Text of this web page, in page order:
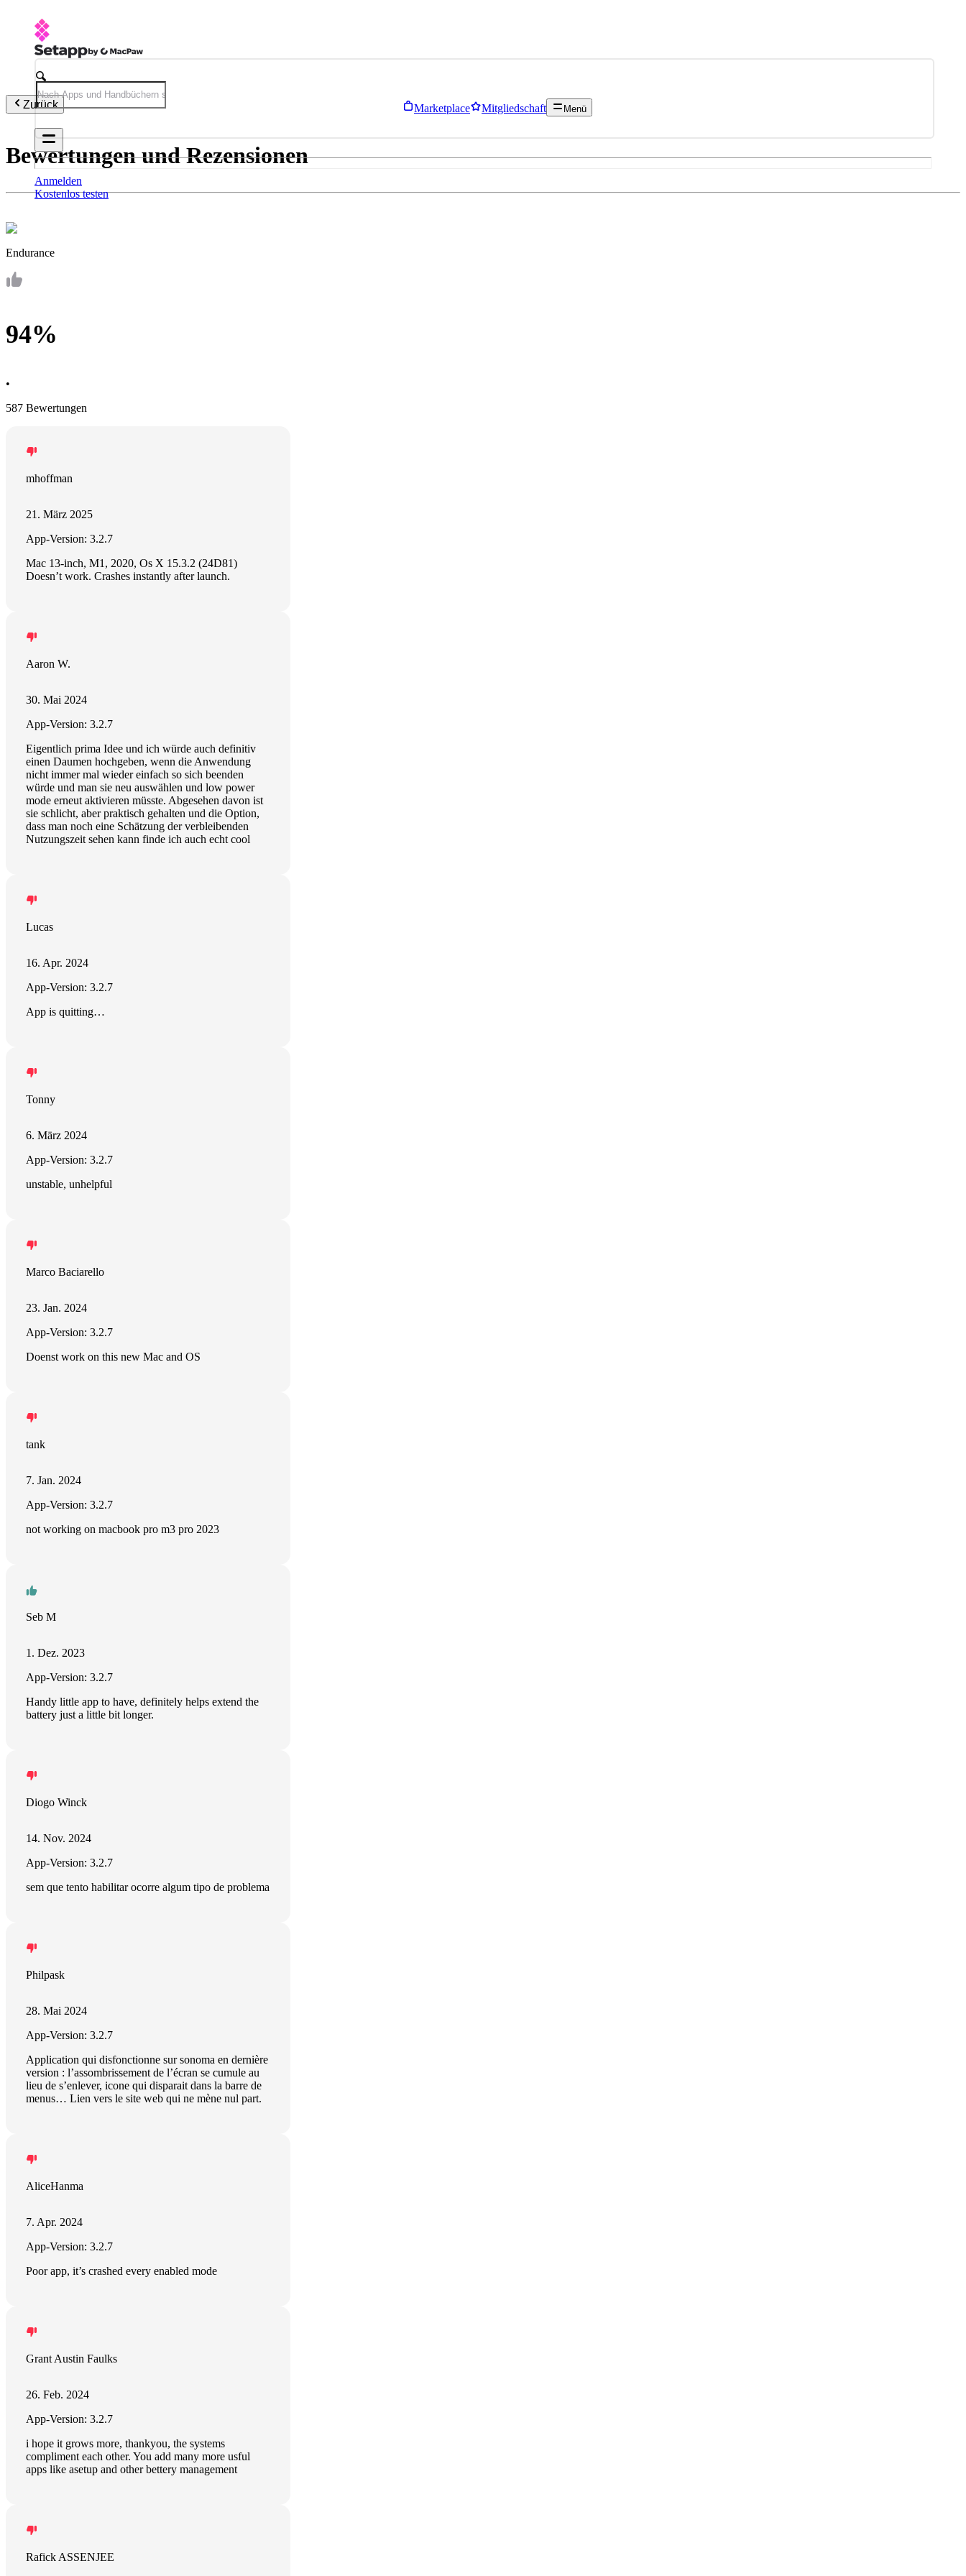
Marketplace Mitgliedschaft Menü
Anmelden
Kostenlos testen
Zurück
Bewertungen und Rezensionen
Endurance
94%
•
587 Bewertungen
mhoffman
21. März 2025
App-Version: 3.2.7
Mac 13-inch, M1, 2020, Os X 15.3.2 (24D81)
Doesn’t work. Crashes instantly after launch.
Aaron W.
30. Mai 2024
App-Version: 3.2.7
Eigentlich prima Idee und ich würde auch definitiv
einen Daumen hochgeben, wenn die Anwendung
nicht immer mal wieder einfach so sich beenden
würde und man sie neu auswählen und low power
mode erneut aktivieren müsste. Abgesehen davon ist
sie schlicht, aber praktisch gehalten und die Option,
dass man noch eine Schätzung der verbleibenden
Nutzungszeit sehen kann finde ich auch echt cool
Lucas
16. Apr. 2024
App-Version: 3.2.7
App is quitting…
Tonny
6. März 2024
App-Version: 3.2.7
unstable, unhelpful
Marco Baciarello
23. Jan. 2024
App-Version: 3.2.7
Doenst work on this new Mac and OS
tank
7. Jan. 2024
App-Version: 3.2.7
not working on macbook pro m3 pro 2023
Seb M
1. Dez. 2023
App-Version: 3.2.7
Handy little app to have, definitely helps extend the
battery just a little bit longer.
Diogo Winck
14. Nov. 2024
App-Version: 3.2.7
sem que tento habilitar ocorre algum tipo de problema
Philpask
28. Mai 2024
App-Version: 3.2.7
Application qui disfonctionne sur sonoma en dernière
version : l’assombrissement de l’écran se cumule au
lieu de s’enlever, icone qui disparait dans la barre de
menus… Lien vers le site web qui ne mène nul part.
AliceHanma
7. Apr. 2024
App-Version: 3.2.7
Poor app, it’s crashed every enabled mode
Grant Austin Faulks
26. Feb. 2024
App-Version: 3.2.7
i hope it grows more, thankyou, the systems
compliment each other. You add many more usful
apps like asetup and other bettery management
Rafick ASSENJEE